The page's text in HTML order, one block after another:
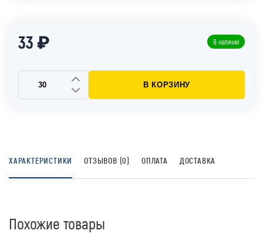
33 ₽ В наличии
В КОРЗИНУ
ХАРАКТЕРИСТИКИ ОТЗЫВОВ (0) ОПЛАТА ДОСТАВКА
Похожие товары